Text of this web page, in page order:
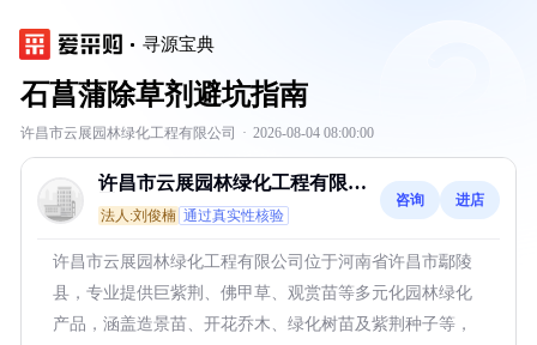
寻源宝典
石菖蒲除草剂避坑指南
许昌市云展园林绿化工程有限公司 · 2026-08-04 08:00:00
许昌市云展园林绿化工程有限公
司
法人:刘俊楠 通过真实性核验
咨询 进店
许昌市云展园林绿化工程有限公司位于河南省许昌市鄢陵
县，专业提供巨紫荆、佛甲草、观赏苗等多元化园林绿化
产品，涵盖造景苗、开花乔木、绿化树苗及紫荆种子等，